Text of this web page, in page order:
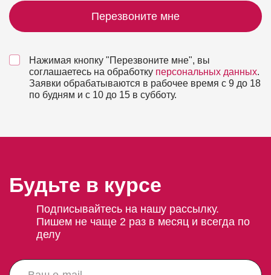
Перезвоните мне
Нажимая кнопку "Перезвоните мне", вы
соглашаетесь на обработку персональных данных.
Заявки обрабатываются в рабочее время с 9 до 18
по будням и с 10 до 15 в субботу.
Будьте в курсе
Подписывайтесь на нашу рассылку.
Пишем не чаще 2 раз в месяц и всегда по
делу